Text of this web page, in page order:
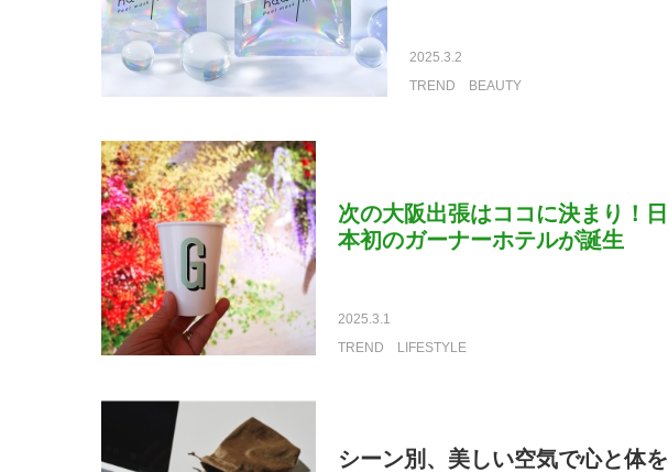
2025.3.2
TREND
BEAUTY
次の大阪出張はココに決まり！日
本初のガーナーホテルが誕生
2025.3.1
TREND
LIFESTYLE
シーン別、美しい空気で心と体を